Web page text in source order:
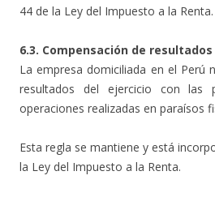
44 de la Ley del Impuesto a la Renta.
6.3. Compensación de resultados
La empresa domiciliada en el Perú
resultados del ejercicio con las
operaciones realizadas en paraísos
Esta regla se mantiene y está
la Ley del Impuesto a la Renta.